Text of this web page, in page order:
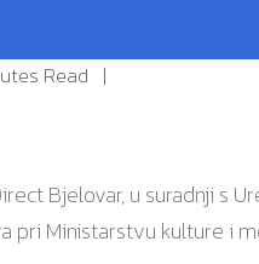
Read
Bjelovar, u suradnji s
pri Ministarstvu kulture i